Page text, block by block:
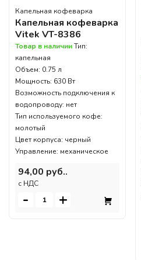
Капельная кофеварка
Капельная кофеварка
Vitek VT-8386
Товар в наличииТип:
капельная
Объем: 0.75 л
Мощность: 630 Вт
Возможность подключения к
водопроводу: нет
Тип используемого кофе:
молотый
Цвет корпуса: черный
Управление: механическое
94,00 руб..
c НДС
- +